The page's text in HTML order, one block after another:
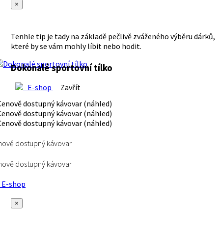
×
Tenhle tip je tady na základě pečlivě zváženého výběru dárků,
které by se vám mohly líbit nebo hodit.
Dokonalé sportovní tílko
E-shop Zavřít
dostupný kávovar
dostupný kávovar
shop
×